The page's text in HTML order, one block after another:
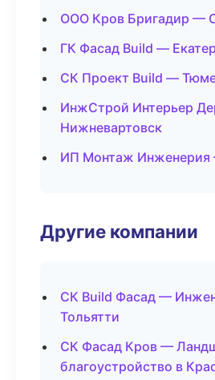
ООО Кров Бригадир —
ГК Фасад Build —
СК Проект Build —
ИнжСтрой Интерьер
Нижневартовск
ИП Монтаж Инженерия
Другие компании
СК Build Фасад —
Тольятти
СК Фасад Кров —
благоустройство в